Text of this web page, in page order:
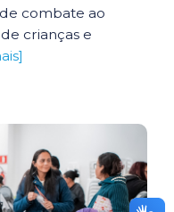
combate ao
crianças e